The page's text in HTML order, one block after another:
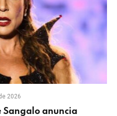
2026
Sangalo anuncia